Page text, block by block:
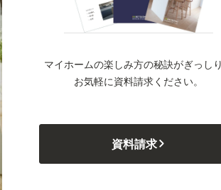
マイホームの楽しみ方の秘訣がぎっしり
お気軽に資料請求ください。
資料請求